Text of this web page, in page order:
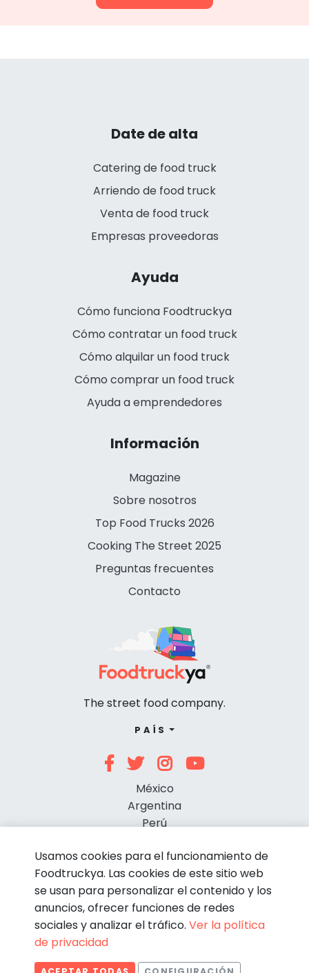
Date de alta
Catering de food truck
Arriendo de food truck
Venta de food truck
Empresas proveedoras
Ayuda
Cómo funciona Foodtruckya
Cómo contratar un food truck
Cómo alquilar un food truck
Cómo comprar un food truck
Ayuda a emprendedores
Información
Magazine
Sobre nosotros
Top Food Trucks 2026
Cooking The Street 2025
Preguntas frecuentes
Contacto
The street food company.
PAÍS
México
Argentina
Perú
© Foodtruckya 2026
Usamos cookies para el funcionamiento de
Foodtruckya. Las cookies de este sitio web
se usan para personalizar el contenido y los
anuncios, ofrecer funciones de redes
sociales y analizar el tráfico. Ver la política
de privacidad